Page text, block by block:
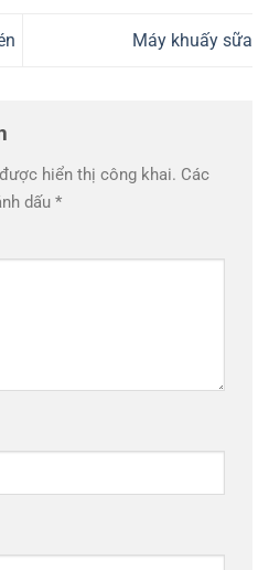
Máy khuấy sữa
hiển thị công khai. Các
dấu *